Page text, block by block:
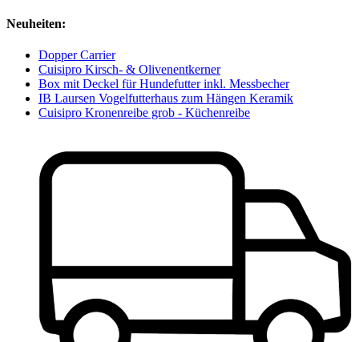
Neuheiten:
Dopper Carrier
Cuisipro Kirsch- & Olivenentkerner
Box mit Deckel für Hundefutter inkl. Messbecher
IB Laursen Vogelfutterhaus zum Hängen Keramik
Cuisipro Kronenreibe grob - Küchenreibe